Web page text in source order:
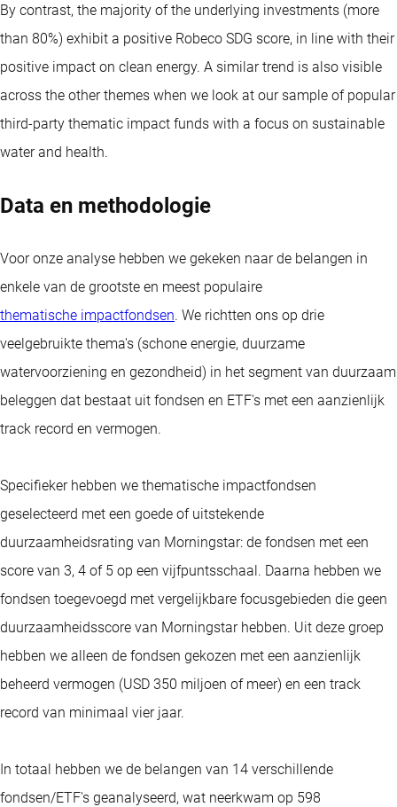
By contrast, the majority of the underlying investments (more
than 80%) exhibit a positive Robeco SDG score, in line with their
positive impact on clean energy. A similar trend is also visible
across the other themes when we look at our sample of popular
third-party thematic impact funds with a focus on sustainable
water and health.
Data en methodologie
Voor onze analyse hebben we gekeken naar de belangen in
enkele van de grootste en meest populaire
thematische impactfondsen. We richtten ons op drie
veelgebruikte thema's (schone energie, duurzame
watervoorziening en gezondheid) in het segment van duurzaam
beleggen dat bestaat uit fondsen en ETF's met een aanzienlijk
track record en vermogen.
Specifieker hebben we thematische impactfondsen
geselecteerd met een goede of uitstekende
duurzaamheidsrating van Morningstar: de fondsen met een
score van 3, 4 of 5 op een vijfpuntsschaal. Daarna hebben we
fondsen toegevoegd met vergelijkbare focusgebieden die geen
duurzaamheidsscore van Morningstar hebben. Uit deze groep
hebben we alleen de fondsen gekozen met een aanzienlijk
beheerd vermogen (USD 350 miljoen of meer) en een track
record van minimaal vier jaar.
In totaal hebben we de belangen van 14 verschillende
fondsen/ETF's geanalyseerd, wat neerkwam op 598